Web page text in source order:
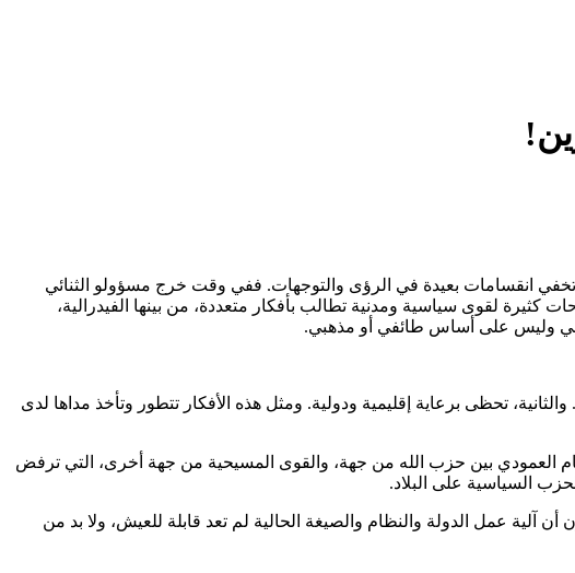
تخفي انقسامات بعيدة في الرؤى والتوجهات. ففي وقت خرج مسؤولو الثنائي
لقوى سياسية ومدنية تطالب بأفكار متعددة، من بينها الفيدرالية،
وليس على أساس طائفي أو مذهبي.
تحظى برعاية إقليمية ودولية. ومثل هذه الأفكار تتطور وتأخذ مداها لدى
العمودي بين حزب الله من جهة، والقوى المسيحية من جهة أخرى، التي ترفض
السياسية على البلاد.
آلية عمل الدولة والنظام والصيغة الحالية لم تعد قابلة للعيش، ولا بد من